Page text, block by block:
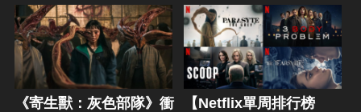
《寄生獸：灰色部隊》衝
【Netflix單周排行榜